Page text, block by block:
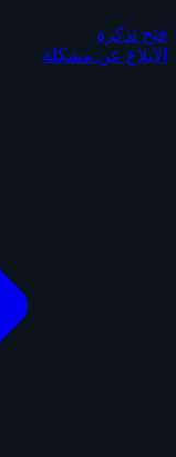
فتح تذكرة
الإبلاغ عن مشكلة